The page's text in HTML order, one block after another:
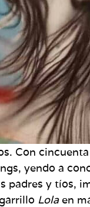
Con
yendo a
padres y tíos,
Lolaen